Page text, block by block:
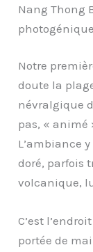
Nang Thong
photogénique
Notre
doute la
névralgique
pas, « animé
L’ambiance
doré, parfois
volcanique,
C’est
portée de